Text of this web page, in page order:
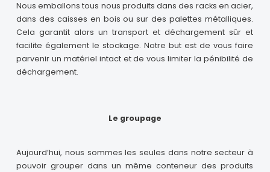
Nous emballons tous nous produits dans des racks en acier,
dans des caisses en bois ou sur des palettes métalliques.
Cela garantit alors un transport et déchargement sûr et
facilite également le stockage. Notre but est de vous faire
parvenir un matériel intact et de vous limiter la pénibilité de
déchargement.
Le groupage
Aujourd’hui, nous sommes les seules dans notre secteur à
pouvoir grouper dans un même conteneur des produits